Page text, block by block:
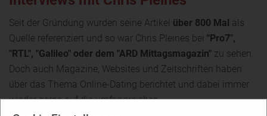
Seit der Gründung wurden seine Artikel über 800 Mal als
Quelle referenziert und so war Chris Pleines bei "Pro7",
"RTL", "Galileo" oder dem "ARD Mittagsmagazin" zu sehen.
Doch auch Magazine, Websites und Zeitschriften haben
über das Thema Online-Dating berichtet und dabei immer
wieder gerne auf die umfangreichen